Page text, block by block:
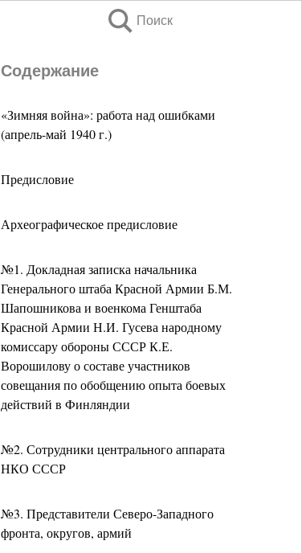
Поиск
Содержание
«Зимняя война»: работа над ошибками
(апрель-май 1940 г.)
Предисловие
Археографическое предисловие
№1. Докладная записка начальника
Генерального штаба Красной Армии Б.М.
Шапошникова и военкома Генштаба
Красной Армии Н.И. Гусева народному
комиссару обороны СССР К.Е.
Ворошилову о составе участников
совещания по обобщению опыта боевых
действий в Финляндии
№2. Сотрудники центрального аппарата
НКО СССР
№3. Представители Северо-Западного
фронта, округов, армий